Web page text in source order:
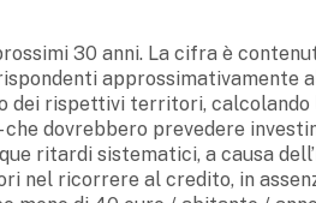
30 anni. La cifra è
approssimativamente
rispettivi territori, calcolando
dovrebbero prevedere
ritardi sistematici, a causa
nel ricorrere al credito, in